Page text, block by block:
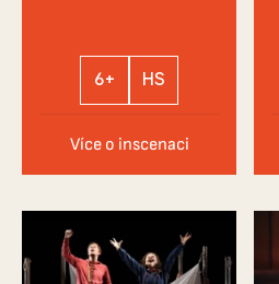
6+ HS
Více o inscenaci